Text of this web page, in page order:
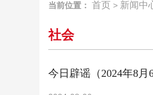
当前位置： 首页 > 新闻中
社会
今日辟谣（2024年8月6